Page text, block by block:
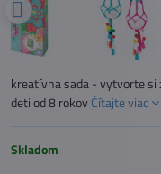
kreatívna sada - vytvorte si
deti od 8 rokovČítajte viac
Skladom